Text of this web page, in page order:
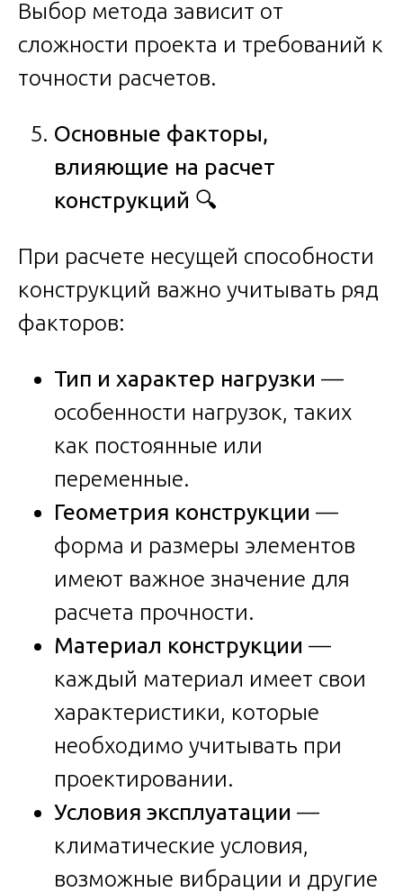
Выбор метода зависит от
сложности проекта и требований к
точности расчетов.
Основные факторы,
влияющие на расчет
конструкций 🔍
При расчете несущей способности
конструкций важно учитывать ряд
факторов:
Тип и характер нагрузки —
особенности нагрузок, таких
как постоянные или
переменные.
Геометрия конструкции —
форма и размеры элементов
имеют важное значение для
расчета прочности.
Материал конструкции —
каждый материал имеет свои
характеристики, которые
необходимо учитывать при
проектировании.
Условия эксплуатации —
климатические условия,
возможные вибрации и другие